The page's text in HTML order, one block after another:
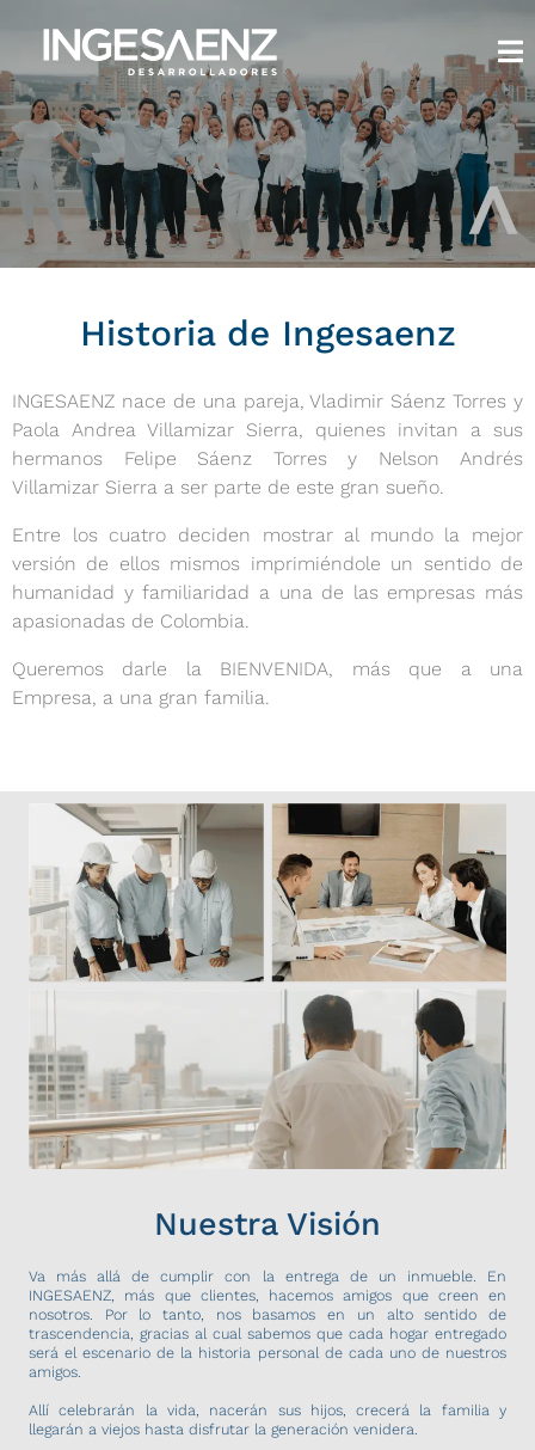
Historia de Ingesaenz
INGESAENZ nace de una pareja, Vladimir Sáenz Torres y
Paola Andrea Villamizar Sierra, quienes invitan a sus
hermanos Felipe Sáenz Torres y Nelson Andrés
Villamizar Sierra a ser parte de este gran sueño.
Entre los cuatro deciden mostrar al mundo la mejor
versión de ellos mismos imprimiéndole un sentido de
humanidad y familiaridad a una de las empresas más
apasionadas de Colombia.
Queremos darle la BIENVENIDA, más que a una
Empresa, a una gran familia.
Nuestra Visión
Va más allá de cumplir con la entrega de un inmueble. En
INGESAENZ, más que clientes, hacemos amigos que creen en
nosotros. Por lo tanto, nos basamos en un alto sentido de
trascendencia, gracias al cual sabemos que cada hogar entregado
será el escenario de la historia personal de cada uno de nuestros
amigos.
Allí celebrarán la vida, nacerán sus hijos, crecerá la familia y
llegarán a viejos hasta disfrutar la generación venidera.